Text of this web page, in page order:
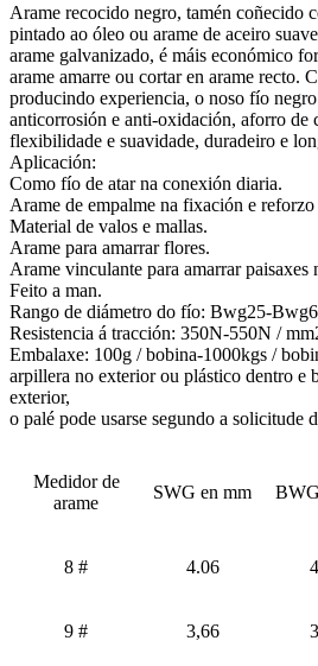
Arame recocido negro, tamén coñecido
pintado ao óleo ou arame de aceiro
arame galvanizado, é máis económico
arame amarre ou cortar en arame recto.
producindo experiencia, o noso fío
anticorrosión e anti-oxidación, aforro de
flexibilidade e suavidade, duradeiro e
Aplicación:
Como fío de atar na conexión diaria.
Arame de empalme na fixación e
Material de valos e mallas.
Arame para amarrar flores.
Arame vinculante para amarrar paisaxes
Feito a man.
Rango de diámetro do fío: Bwg25-
Resistencia á tracción: 350N-550N /
Embalaxe: 100g / bobina-1000kgs /
arpillera no exterior ou plástico dentro e
exterior,
o palé pode usarse segundo a solicitude
Medidor de
arame
SWG en mm
8 # 4.06
9 # 3,66